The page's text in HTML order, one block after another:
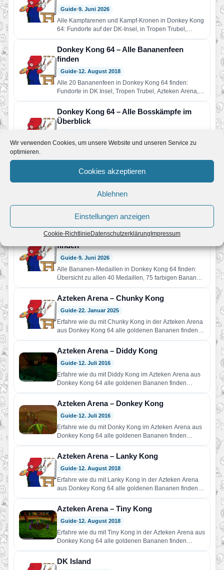
Wir verwenden Cookies, um unsere Website und unseren Service zu
optimieren.
Cookies akzeptieren
Ablehnen
Einstellungen anzeigen
Cookie-Richtlinie Datenschutzerklärung Impressum
Guide•9. Juni 2026
Alle Kampfarenen und Kampf-Kronen in Donkey Kong
64: Fundorte auf der DK-Insel, in Tropen Trubel,
Azteken Arena, Fabrik…
Donkey Kong 64 – Alle Bananenfeen
finden
Guide•12. August 2018
Alle 20 Bananenfeen in Donkey Kong 64 finden:
Fundorte in DK Insel, Tropen Trubel, Azteken Arena,
Fabrik Fatal,…
Donkey Kong 64 – Alle Bosskämpfe im
Überblick
Alle Bosskämpfe in Donkey Kong 64 im Überblick:
Papp-A-Trapp, King…
Donkey Kong 64 – Alle Fähigkeiten,
Waffen und Instrumente
9. Juni 2026
Alle Fähigkeiten, Waffen und Instrumente in Donkey
Kong 64: Übersicht zu Donkey, Diddy, Tiny, Lanky und
Donkey Kong 64: Alle Bananen-Medaillen
finden
Guide•9. Juni 2026
Alle Bananen-Medaillen in Donkey Kong 64 finden:
Übersicht zu allen 40 Medaillen, 75 farbigen Bananen
pro Kong, Jetpac-Freischaltung,…
Azteken Arena – Chunky Kong
Guide•22. Januar 2025
Erfahre wie du mit Chunky Kong in der Azteken Arena
aus Donkey Kong 64 alle goldenen Bananen finden…
Azteken Arena – Diddy Kong
Guide•12. Juli 2016
Erfahre wie du mit Diddy Kong im Azteken Arena aus
Donkey Kong 64 alle goldenen Bananen finden
kannst.
Azteken Arena – Donkey Kong
Guide•12. Juli 2016
Erfahre wie du mit Donky Kong im Azteken Arena aus
Donkey Kong 64 alle goldenen Bananen finden
kannst.
Azteken Arena – Lanky Kong
Guide•12. August 2018
Erfahre wie du mit Lanky Kong in der Azteken Arena
aus Donkey Kong 64 alle goldenen Bananen finden…
Azteken Arena – Tiny Kong
Guide•12. August 2018
Erfahre wie du mit Tiny Kong in der Azteken Arena aus
Donkey Kong 64 alle goldenen Bananen finden…
DK Island